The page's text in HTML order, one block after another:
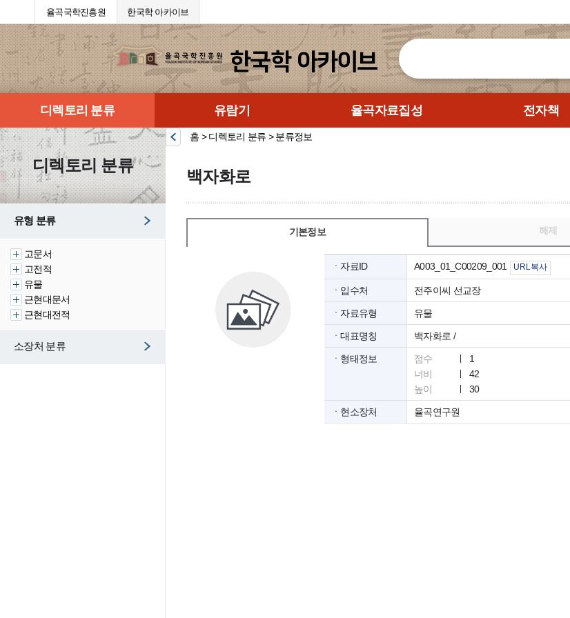
율곡국학진흥원 한국학 아카이브
디렉토리 분류 유람기 율곡자료집성 전자책
디렉토리 분류
유형 분류
고문서
고전적
유물
근현대문서
근현대전적
소장처 분류
홈 > 디렉토리 분류 > 분류정보
백자화로
기본정보 해제
ㆍ자료ID A003_01_C00209_001 URL복사
ㆍ입수처 전주이씨 선교장
ㆍ자료유형 유물
ㆍ대표명칭 백자화로 /
ㆍ형태정보 점수
1
너비
42
높이
30
ㆍ현소장처 율곡연구원